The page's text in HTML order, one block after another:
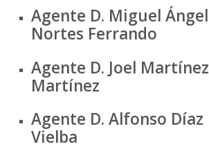
Agente D. Miguel Ángel
Nortes Ferrando
Agente D. Joel Martínez
Martínez
Agente D. Alfonso Díaz
Vielba